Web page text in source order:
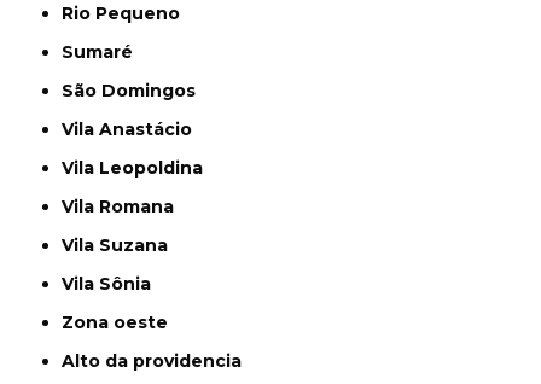
Rio Pequeno
Sumaré
São Domingos
Vila Anastácio
Vila Leopoldina
Vila Romana
Vila Suzana
Vila Sônia
Zona oeste
alto da providencia